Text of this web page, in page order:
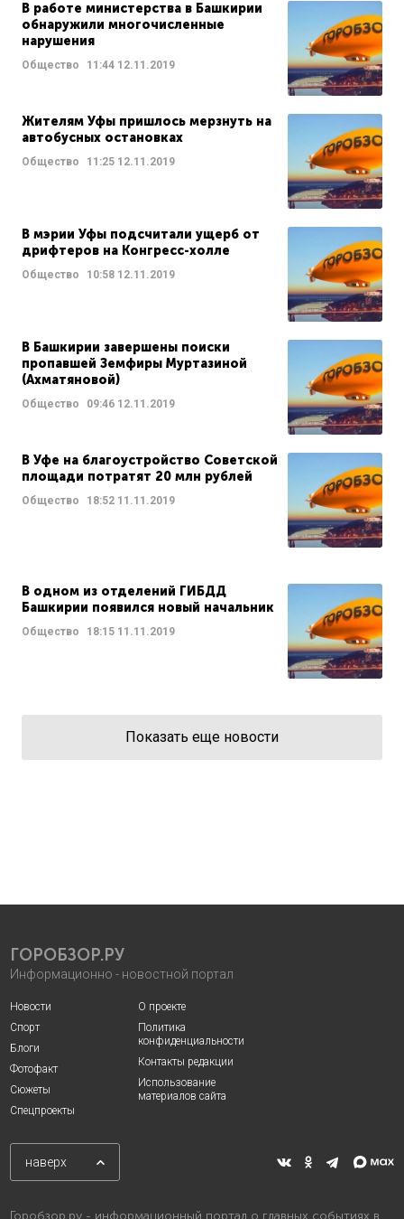
В работе министерства в Башкирии
обнаружили многочисленные
нарушения
Общество 11:44 12.11.2019
Жителям Уфы пришлось мерзнуть на
автобусных остановках
Общество 11:25 12.11.2019
В мэрии Уфы подсчитали ущерб от
дрифтеров на Конгресс-холле
Общество 10:58 12.11.2019
В Башкирии завершены поиски
пропавшей Земфиры Муртазиной
(Ахматяновой)
Общество 09:46 12.11.2019
В Уфе на благоустройство Советской
площади потратят 20 млн рублей
Общество 18:52 11.11.2019
В одном из отделений ГИБДД
Башкирии появился новый начальник
Общество 18:15 11.11.2019
Показать еще новости
ГОРОБЗОР.РУ
Информационно - новостной портал
Новости
Спорт
Блоги
Фотофакт
Сюжеты
Спецпроекты
О проекте
Политика
конфиденциальности
Контакты редакции
Использование
материалов сайта
наверх
Горобзор.ру - информационный портал о главных событиях в